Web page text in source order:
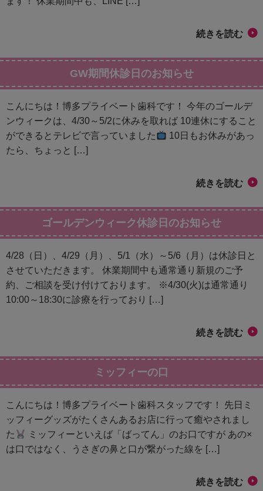
続きを読む
GW期間休診日のお知らせ
こんにちは！博多プライベート歯科です！ 今年のゴールデ
ンウィークは、4/30～5/2に休みを取れば 10連休にすること
ができるとテレビで言っていました
10日もお休みがあっ
たら、ちょっと […]
続きを読む
ゴールデンウィーク休診日のお知らせ
4/28（日）、4/29（月）、5/1（水）～5/6（月）は休診日と
させていただきます。 休業期間中も通常通り新規のご予
約、ご相談を受け付けております。 ※4/30(火)は通常通り
10:00～18:30に診療を行っており […]
続きを読む
ミッフィーの口
こんにちは！博多プライベート歯科スタッフです！ 先日ミ
ッフィーグッズがたくさんあるお店に行って癒やされまし
た
ミッフィーといえば「ばってん」のお口ですが あの×
は口ではなく、うさぎの鼻と口が繋がった線を […]
続きを読む